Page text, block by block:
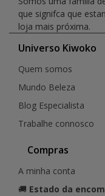
que signifca que
loja mais próxima.
Universo Kiwoko
Quem somos
Mundo Beleza
Blog Especialista
Trabalhe connosco
Compras
A minha conta
🚚 Estado da